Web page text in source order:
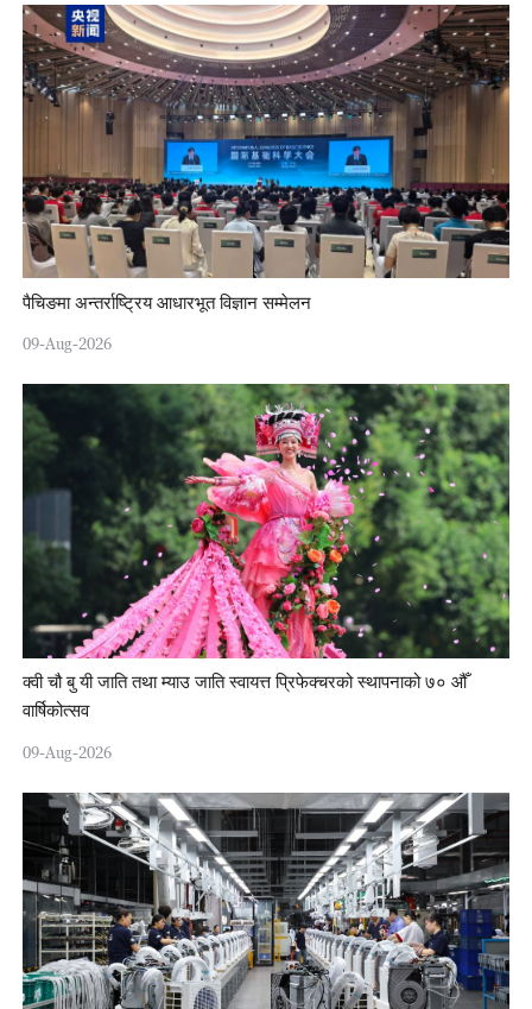
पैचिङमा अन्तर्राष्ट्रिय आधारभूत विज्ञान सम्मेलन
09-Aug-2026
क्वी चौ बु यी जाति तथा म्याउ जाति स्वायत्त प्रिफेक्चरको स्थापनाको ७० औँ
वार्षिकोत्सव
09-Aug-2026